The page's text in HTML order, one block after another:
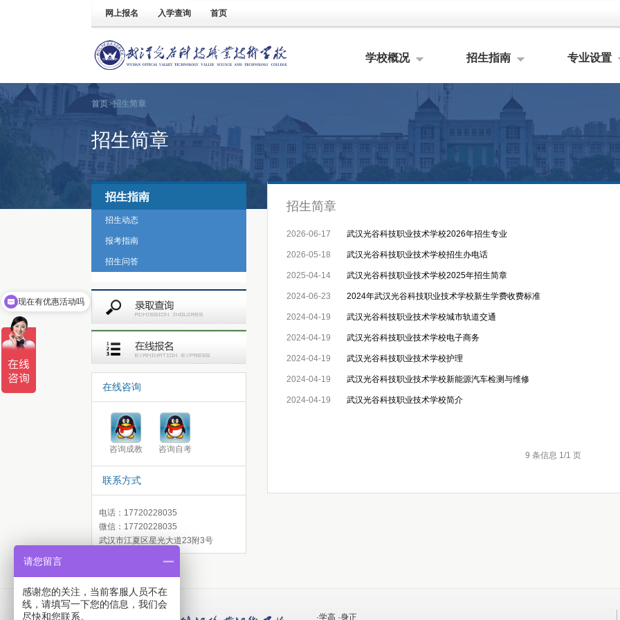
网上报名 入学查询 首页
学校概况 招生指南 专业设置
首页>招生简章
招生简章
招生指南
招生动态
报考指南
招生问答
在线咨询
咨询成教 咨询自考
联系方式
电话：17720228035
微信：17720228035
武汉市江夏区星光大道23附3号
招生简章
2026-06-17 武汉光谷科技职业技术学校2026年招生专业
2026-05-18 武汉光谷科技职业技术学校招生办电话
2025-04-14 武汉光谷科技职业技术学校2025年招生简章
2024-06-23 2024年武汉光谷科技职业技术学校新生学费收费标准
2024-04-19 武汉光谷科技职业技术学校城市轨道交通
2024-04-19 武汉光谷科技职业技术学校电子商务
2024-04-19 武汉光谷科技职业技术学校护理
2024-04-19 武汉光谷科技职业技术学校新能源汽车检测与维修
2024-04-19 武汉光谷科技职业技术学校简介
9 条信息 1/1 页
·学高 ·身正
现在有优惠活动吗
请您留言
感谢您的关注，当前客服人员不在
线，请填写一下您的信息，我们会
尽快和您联系。